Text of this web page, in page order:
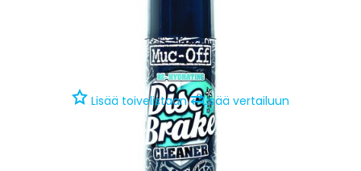
Lisää toivelistaan⇄Lisää vertailuun